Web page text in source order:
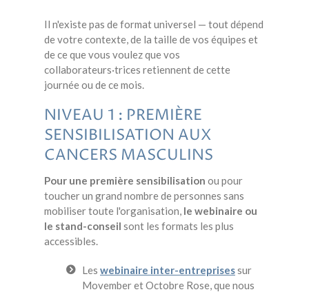
Il n'existe pas de format universel — tout dépend
de votre contexte, de la taille de vos équipes et
de ce que vous voulez que vos
collaborateurs·trices retiennent de cette
journée ou de ce mois.
NIVEAU 1 : PREMIÈRE
SENSIBILISATION AUX
CANCERS MASCULINS
Pour une première sensibilisation ou pour
toucher un grand nombre de personnes sans
mobiliser toute l'organisation, le webinaire ou
le stand-conseil sont les formats les plus
accessibles.
Les webinaire inter-entreprisessur
Movember et Octobre Rose, que nous